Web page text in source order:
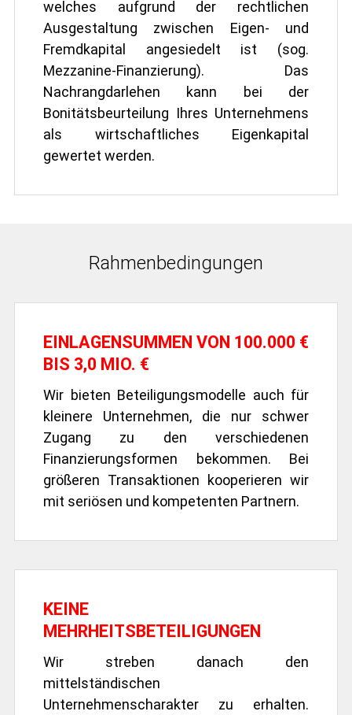
welches aufgrund der rechtlichen
Ausgestaltung zwischen Eigen- und
Fremdkapital angesiedelt ist (sog.
Mezzanine-Finanzierung). Das
Nachrangdarlehen kann bei der
Bonitätsbeurteilung Ihres Unternehmens
als wirtschaftliches Eigenkapital
gewertet werden.
Rahmenbedingungen
EINLAGENSUMMEN VON 100.000 €
BIS 3,0 MIO. €
Wir bieten Beteiligungsmodelle auch für
kleinere Unternehmen, die nur schwer
Zugang zu den verschiedenen
Finanzierungsformen bekommen. Bei
größeren Transaktionen kooperieren wir
mit seriösen und kompetenten Partnern.
KEINE
MEHRHEITSBETEILIGUNGEN
Wir streben danach den
mittelständischen
Unternehmenscharakter zu erhalten.